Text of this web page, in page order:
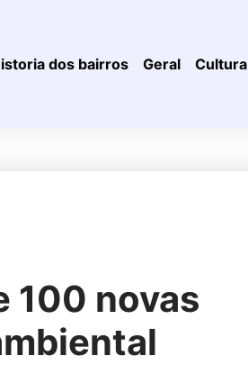
dos bairros Geral Cultura
100 novas